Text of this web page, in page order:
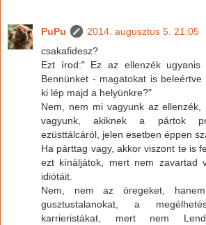
PuPu
2014. augusztus 5. 21:05
csakafidesz?
Ezt írod:" Ez az ellenzék ugyanis
Bennünket - magatokat is
ki lép majd a helyünkre?"
Nem, nem mi vagyunk az ellenzék,
vagyunk, akiknek a pártok
ezüsttálcáról, jelen esetben éppen
Ha párttag vagy, akkor viszont te is
ezt kínáljátok, mert nem zavartad
idiótáit.
Nem, nem az öregeket,
gusztustalanokat, a
karrieristákat, mert nem